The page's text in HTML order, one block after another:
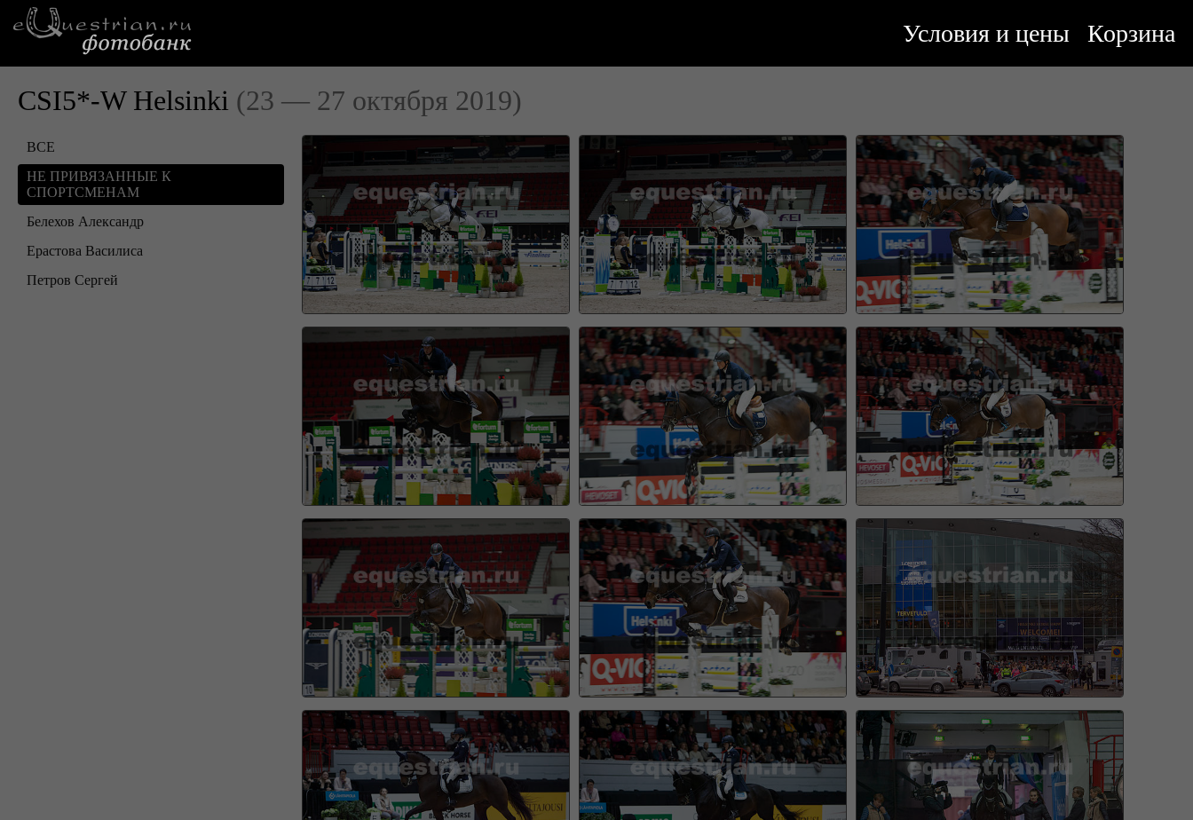
Корзина
Условия и цены
CSI5*-W Helsinki (23 — 27 октября 2019)
ВСЕ
НЕ ПРИВЯЗАННЫЕ К
СПОРТСМЕНАМ
Белехов Александр
Ерастова Василиса
Петров Сергей